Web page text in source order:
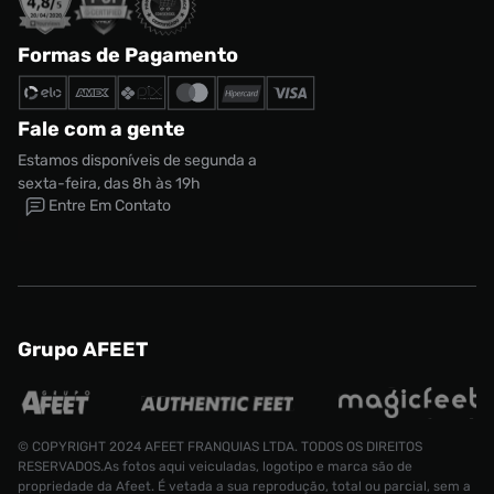
Formas de Pagamento
Fale com a gente
Estamos disponíveis de segunda a
sexta-feira, das 8h às 19h
Entre Em Contato
Grupo AFEET
© COPYRIGHT 2024 AFEET FRANQUIAS LTDA. TODOS OS DIREITOS
RESERVADOS.As fotos aqui veiculadas, logotipo e marca são de
propriedade da Afeet. É vetada a sua reprodução, total ou parcial, sem a